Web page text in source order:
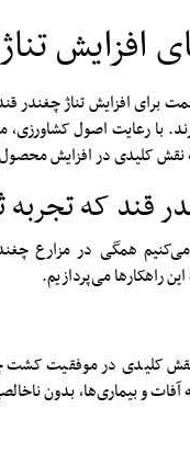
برای افزایش تناژ چغندر
با رعایت اصول
کلیدی در افزایش محصول
قند که
همگی در مزارع
راهکارها می‌پردازیم.
کلیدی در موفقیت کشت
و بیماری‌ها، بدون